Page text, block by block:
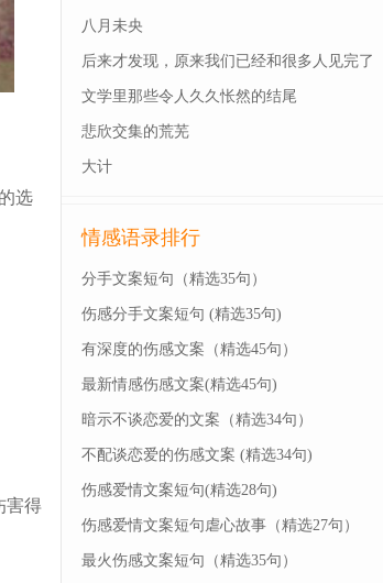
选
害得
八月未央
后来才发现，原来我们已经和很多人见完了
最后一面
文学里那些令人久久怅然的结尾
悲欣交集的荒芜
大计
情感语录排行
分手文案短句（精选35句）
伤感分手文案短句 (精选35句)
有深度的伤感文案（精选45句）
最新情感伤感文案(精选45句)
暗示不谈恋爱的文案（精选34句）
不配谈恋爱的伤感文案 (精选34句)
伤感爱情文案短句(精选28句)
伤感爱情文案短句虐心故事（精选27句）
最火伤感文案短句（精选35句）